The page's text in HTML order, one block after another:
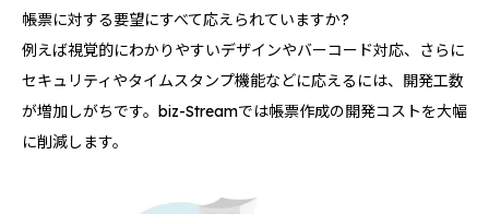
帳票に対する要望にすべて応えられていますか?
例えば視覚的にわかりやすいデザインやバーコード対応、さらに
セキュリティやタイムスタンプ機能などに応えるには、開発工数
が増加しがちです。biz-Streamでは帳票作成の開発コストを大幅
に削減します。